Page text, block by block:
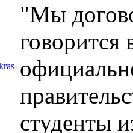
"Мы
говорится
студенты